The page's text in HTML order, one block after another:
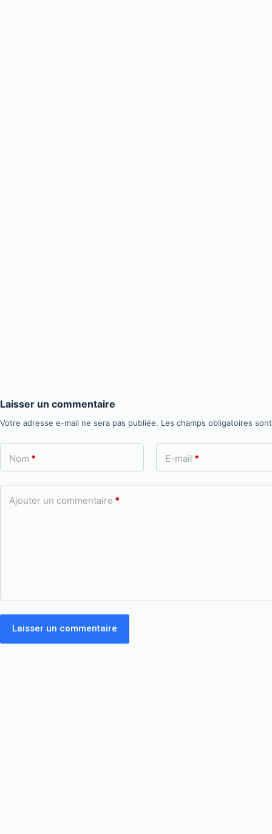
Laisser un commentaire
Votre adresse e-mail ne sera pas publiée. Les champs obligatoires
Nom * E-mail *
Ajouter un commentaire *
Laisser un commentaire